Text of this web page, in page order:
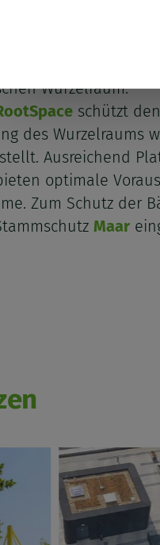
vorbereiteten
erhält
Wurzelraum.
schützt
des Wurzelraums
Ausreichend
optimale
Zum Schutz der
Maar
Daten
und
Cookies